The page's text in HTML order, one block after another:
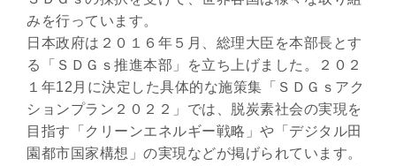
みを行っています。
日本政府は２０１６年５月、総理大臣を本部長とす
る「ＳＤＧｓ推進本部」を立ち上げました。２０２
１年12月に決定した具体的な施策集「ＳＤＧｓアク
ションプラン２０２２」では、脱炭素社会の実現を
目指す「クリーンエネルギー戦略」や「デジタル田
園都市国家構想」の実現などが掲げられています。